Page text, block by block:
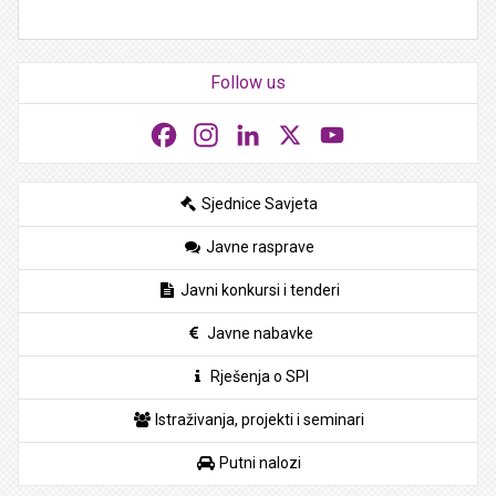
Follow us
FacebookInstagramLinkedIn
Sjednice Savjeta
Javne rasprave
Javni konkursi i tenderi
Javne nabavke
Rješenja o SPI
Istraživanja, projekti i seminari
Putni nalozi